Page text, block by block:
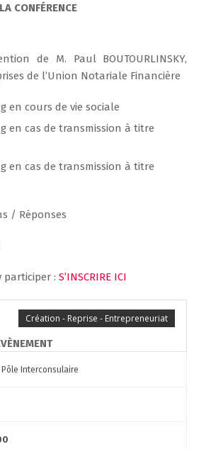
CONFÉRENCE
de M. Paul BOUTOURLINSKY,
de l’Union Notariale Financière
en cours de vie sociale
en cas de transmission à titre
en cas de transmission à titre
/ Réponses
participer : S’INSCRIRE ICI
Création - Reprise - Entrepreneuriat
Pôle Interconsulaire